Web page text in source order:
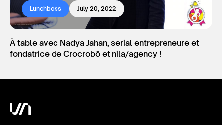
Lunchboss July 20, 2022
À table avec Nadya Jahan, serial entrepreneure et
fondatrice de Crocrobō et nila/agency !